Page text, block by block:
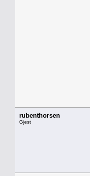
rubenthorsen
Gjest